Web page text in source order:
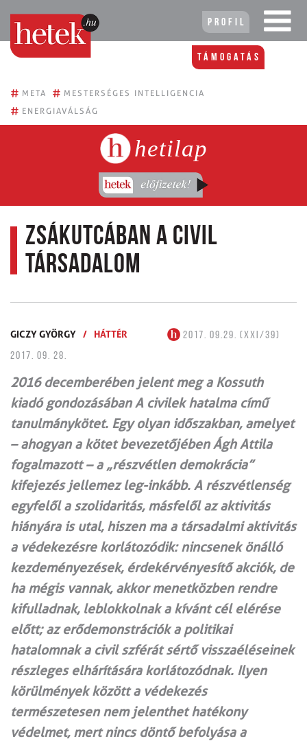
Profil
Támogatás
# META # MESTERSÉGES INTELLIGENCIA
# ENERGIAVÁLSÁG
hetilap
Zsákutcában a civil
társadalom
GICZY GYÖRGY / HÁTTÉR
2017. 09.29. (XXI/39)
2017. 09. 28.
2016 decemberében jelent meg a Kossuth
kiadó gondozásában A civilek hatalma című
tanulmánykötet. Egy olyan időszakban, amelyet
– ahogyan a kötet bevezetőjében Ágh Attila
fogalmazott – a „részvétlen demokrácia”
kifejezés jellemez leg-inkább. A részvétlenség
egyfelől a szolidaritás, másfelől az aktivitás
hiányára is utal, hiszen ma a társadalmi aktivitás
a védekezésre korlátozódik: nincsenek önálló
kezdeményezések, érdekérvényesítő akciók, de
ha mégis vannak, akkor menetközben rendre
kifulladnak, leblokkolnak a kívánt cél elérése
előtt; az erődemonstrációk a politikai
hatalomnak a civil szférát sértő visszaéléseinek
részleges elhárítására korlátozódnak. Ilyen
körülmények között a védekezés
természetesen nem jelenthet hatékony
védelmet, mert nincs döntő befolyása a